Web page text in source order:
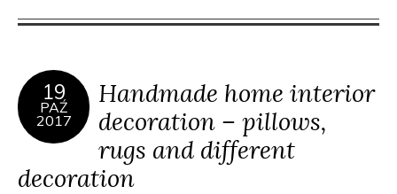
19
PAŹ
2017
Handmade home interior
decoration – pillows,
rugs and different
decoration